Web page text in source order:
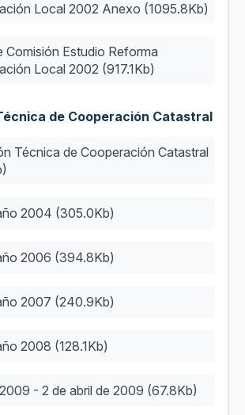
Local 2002 Anexo (1095.8Kb)
Comisión Estudio Reforma
Local 2002 (917.1Kb)
de Cooperación Catastral
Técnica de Cooperación Catastral
2004 (305.0Kb)
2006 (394.8Kb)
2007 (240.9Kb)
2008 (128.1Kb)
- 2 de abril de 2009 (67.8Kb)